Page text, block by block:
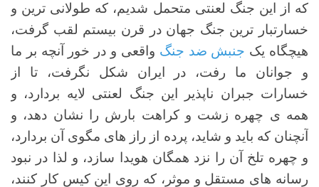
که از این جنگ لعنتی متحمل شدیم، که طولانی ترین و
خسارتبار ترین جنگ جهان در قرن بیستم لقب گرفت،
هیچگاه یک جنبش ضد جنگ واقعی و در خور آنچه بر ما
و جوانان ما رفت، در ایران شکل نگرفت، تا از
خسارات جبران ناپذیر این جنگ لعنتی لایه بردارد، و
همه ی چهره زشت و کراهت بارش را نشان دهد، و
آنچنان که باید و شاید، پرده از راز های مگوی آن بردارد،
و چهره تلخ آن را نزد همگان هویدا سازد، و لذا در نبود
رسانه های مستقل و موثر، که روی این کیس کار کنند،